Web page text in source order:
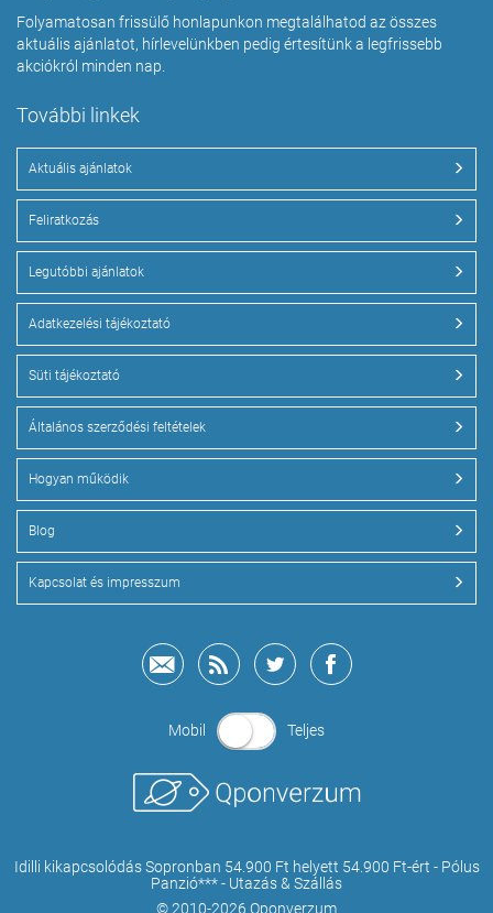
Folyamatosan frissülő honlapunkon megtalálhatod az összes
aktuális ajánlatot, hírlevelünkben pedig értesítünk a legfrissebb
akciókról minden nap.
További linkek
Aktuális ajánlatok
Feliratkozás
Legutóbbi ajánlatok
Adatkezelési tájékoztató
Süti tájékoztató
Általános szerződési feltételek
Hogyan működik
Blog
Kapcsolat és impresszum
Mobil Teljes
Idilli kikapcsolódás Sopronban 54.900 Ft helyett 54.900 Ft-ért - Pólus
Panzió*** - Utazás & Szállás
© 2010-2026 Qponverzum